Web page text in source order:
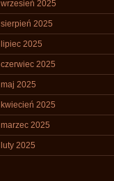
wrzesień 2025
sierpień 2025
lipiec 2025
czerwiec 2025
maj 2025
kwiecień 2025
marzec 2025
luty 2025